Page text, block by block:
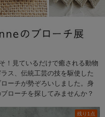
！見ているだけで癒される動物
ス、伝統工芸の技を駆使した
ーチが勢ぞろいしました。身
ローチを探してみませんか？
残り1点